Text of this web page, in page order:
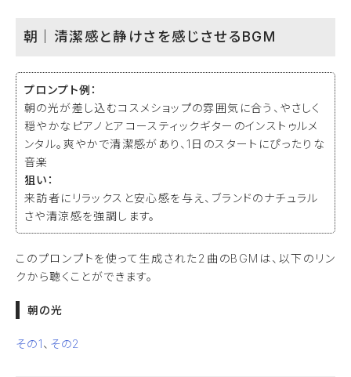
朝｜清潔感と静けさを感じさせるBGM
プロンプト例：
朝の光が差し込むコスメショップの雰囲気に合う、やさしく
穏やかなピアノとアコースティックギターのインストゥルメ
ンタル。爽やかで清潔感があり、1日のスタートにぴったりな
音楽
狙い：
来訪者にリラックスと安心感を与え、ブランドのナチュラル
さや清涼感を強調します。
このプロンプトを使って生成された2曲のBGMは、以下のリン
クから聴くことができます。
朝の光
その1、 その2